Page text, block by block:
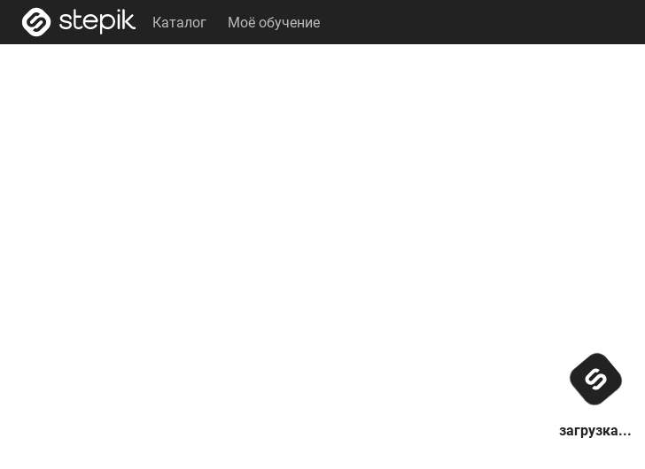
Каталог Моё обучение
загрузка...